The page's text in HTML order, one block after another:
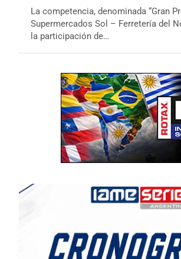
La competencia, denominada “Gran
Supermercados Sol – Ferretería del
la participación de…